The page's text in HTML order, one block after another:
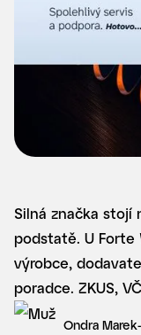
Silná značka stojí
podstatě. U Forte
výrobce,
poradce. ZKUS,
Ondra Marek-